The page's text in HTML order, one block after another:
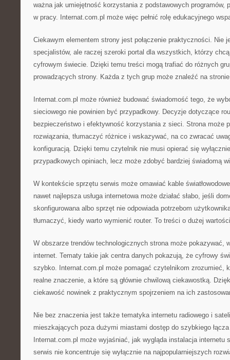
ważna jak umiejętność korzystania z podstawowych programów,
w pracy. Internat.com.pl może więc pełnić rolę edukacyjnego
Ciekawym elementem strony jest połączenie praktyczności. Nie
specjalistów, ale raczej szeroki portal dla wszystkich, którzy
cyfrowym świecie. Dzięki temu treści mogą trafiać do różnych
prowadzących strony. Każda z tych grup może znaleźć na
Internat.com.pl może również budować świadomość tego, że
sieciowego nie powinien być przypadkowy. Decyzje dotyczące
bezpieczeństwo i efektywność korzystania z sieci. Strona może
rozwiązania, tłumaczyć różnice i wskazywać, na co zwracać
konfiguracją. Dzięki temu czytelnik nie musi opierać się
przypadkowych opiniach, lecz może zdobyć bardziej świadomą
W kontekście sprzętu serwis może omawiać kable
nawet najlepsza usługa internetowa może działać słabo, jeśli
skonfigurowana albo sprzęt nie odpowiada potrzebom
tłumaczyć, kiedy warto wymienić router. To treści o dużej
W obszarze trendów technologicznych strona może pokazywać,
internet. Tematy takie jak centra danych pokazują, że cyfrowy
szybko. Internat.com.pl może pomagać czytelnikom zrozumieć,
realne znaczenie, a które są głównie chwilową ciekawostką.
ciekawość nowinek z praktycznym spojrzeniem na ich
Nie bez znaczenia jest także tematyka internetu radiowego i
mieszkających poza dużymi miastami dostęp do szybkiego
Internat.com.pl może wyjaśniać, jak wygląda instalacja internetu
serwis nie koncentruje się wyłącznie na najpopularniejszych